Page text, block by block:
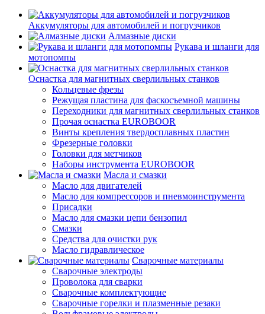
Аккумуляторы для автомобилей и погрузчиков
Алмазные диски
Рукава и шланги для
мотопомпы
Оснастка для магнитных сверлильных станков
Кольцевые фрезы
Режущая пластина для фаскосъемной машины
Переходники для магнитных сверлильных станков
Прочая оснастка EUROBOOR
Винты крепления твердосплавных пластин
Фрезерные головки
Головки для метчиков
Наборы инструмента EUROBOOR
Масла и смазки
Масло для двигателей
Масло для компрессоров и пневмоинструмента
Присадки
Масло для смазки цепи бензопил
Смазки
Средства для очистки рук
Масло гидравлическое
Сварочные материалы
Сварочные электроды
Проволока для сварки
Сварочные комплектующие
Сварочные горелки и плазменные резаки